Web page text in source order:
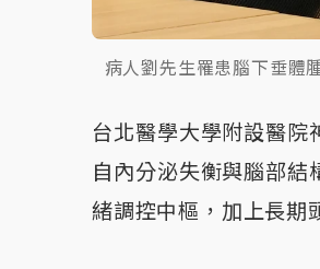
病人劉先生罹患腦下垂體
台北醫學大學附設醫
自內分泌失衡與腦部
緒調控中樞，加上長期